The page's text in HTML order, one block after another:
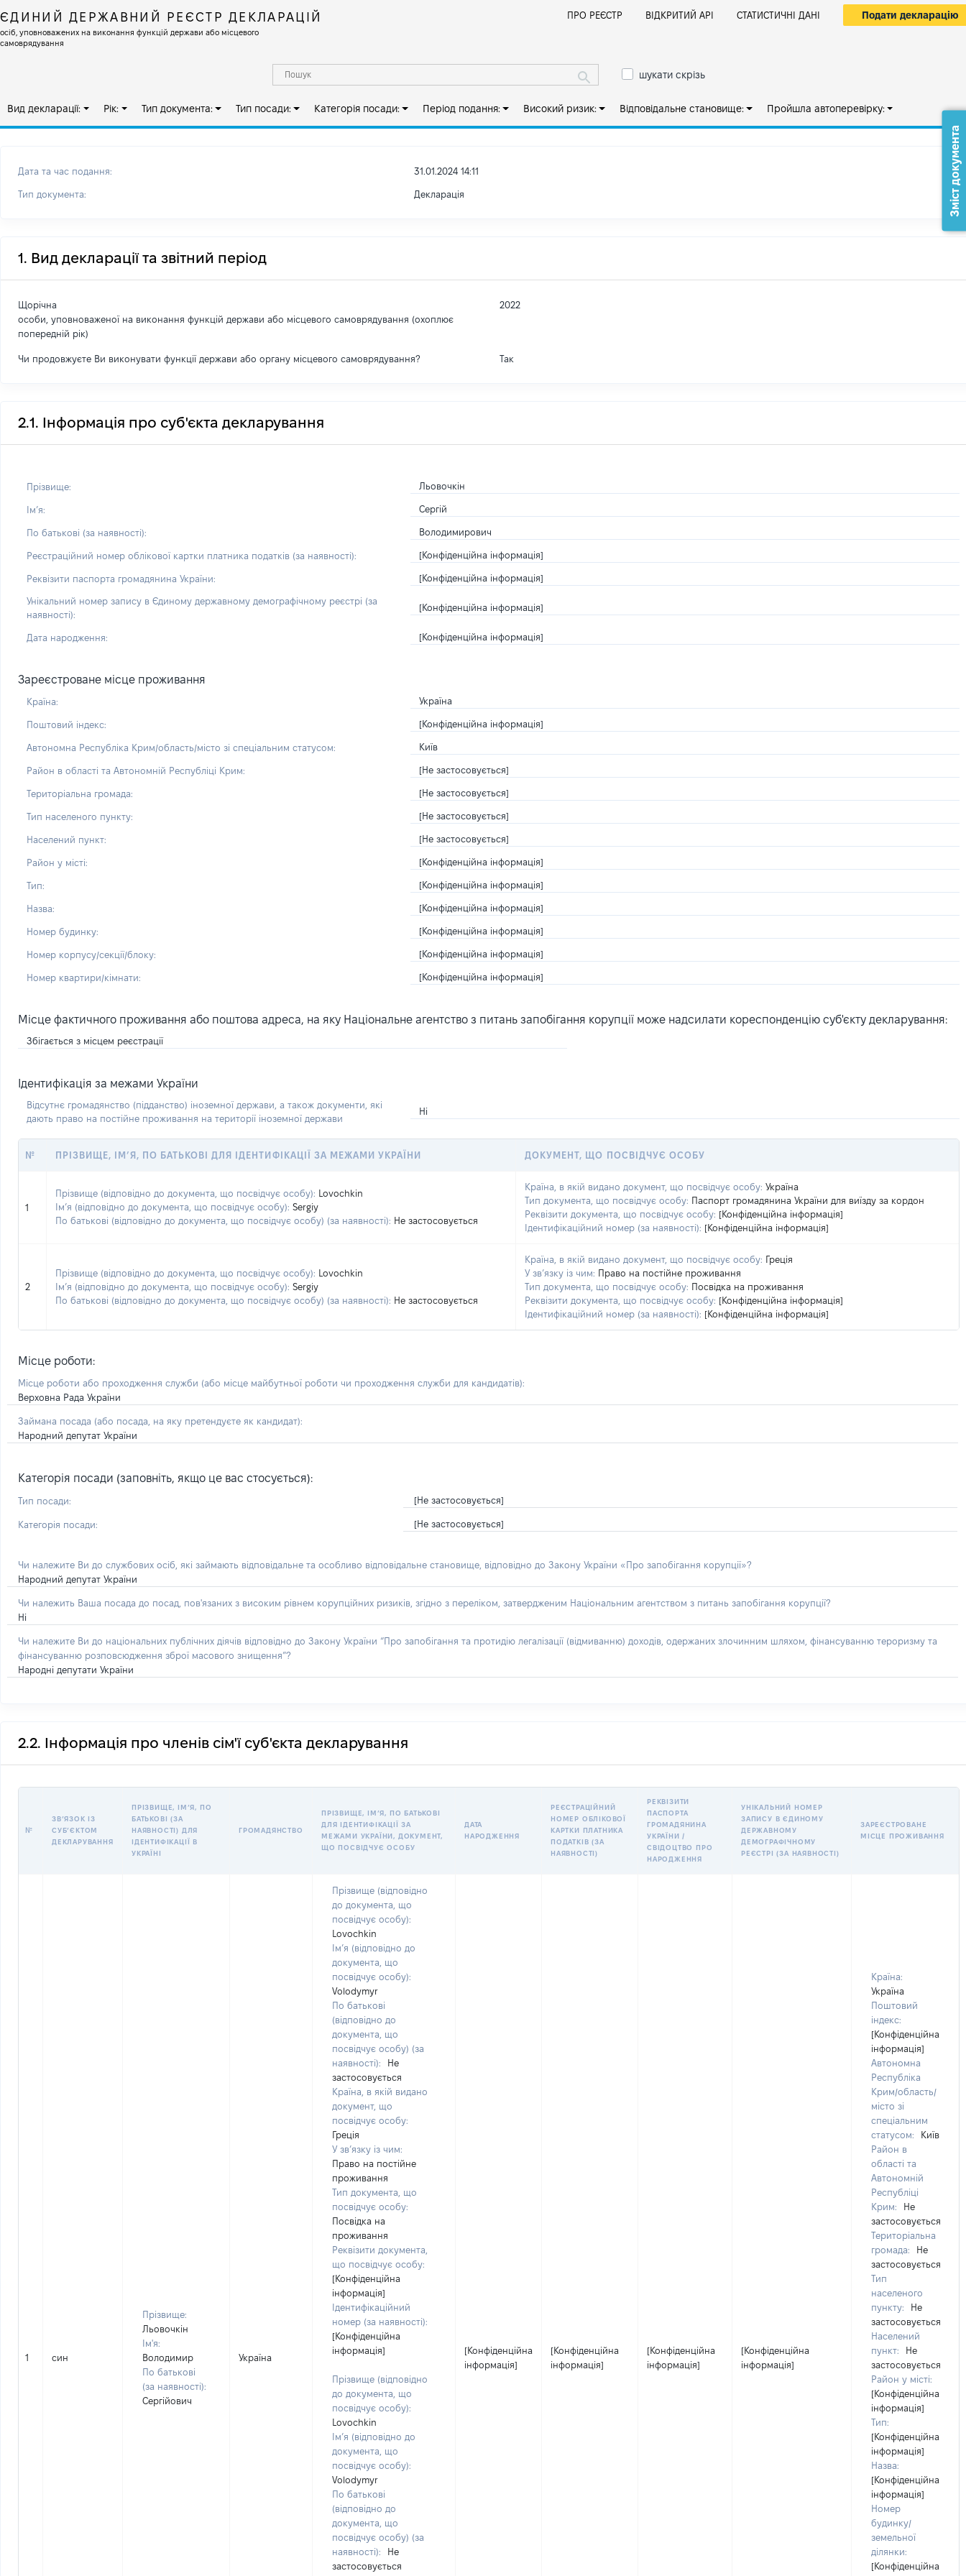
ЄДИНИЙ ДЕРЖАВНИЙ РЕЄСТР ДЕКЛАРАЦІЙ
осіб, уповноважених на виконання функцій держави або місцевого
самоврядування
ПРО РЕЄСТР ВІДКРИТИЙ АРІ СТАТИСТИЧНІ ДАНІ Подати декларацію
шукати скрізь
Вид декларації: Рік: Тип документа: Тип посади: Категорія посади: Період подання: Високий ризик: Відповідальне становище: Пройшла автоперевірку:
Дата та час подання: 31.01.2024 14:11
Тип документа: Декларація
1. Вид декларації та звітний період
Щорічна
особи, уповноваженої на виконання функцій держави або місцевого самоврядування (охоплює
попередній рік)
2022
Чи продовжуєте Ви виконувати функції держави або органу місцевого самоврядування? Так
2.1. Інформація про суб'єкта декларування
Прізвище: Льовочкін
Імʼя: Сергій
По батькові (за наявності): Володимирович
Реєстраційний номер облікової картки платника податків (за наявності): [Конфіденційна інформація]
Реквізити паспорта громадянина України: [Конфіденційна інформація]
Унікальний номер запису в Єдиному державному демографічному реєстрі (за
наявності):
[Конфіденційна інформація]
Дата народження: [Конфіденційна інформація]
Зареєстроване місце проживання
Країна: Україна
Поштовий індекс: [Конфіденційна інформація]
Автономна Республіка Крим/область/місто зі спеціальним статусом: Київ
Район в області та Автономній Республіці Крим: [Не застосовується]
Територіальна громада: [Не застосовується]
Тип населеного пункту: [Не застосовується]
Населений пункт: [Не застосовується]
Район у місті: [Конфіденційна інформація]
Тип: [Конфіденційна інформація]
Назва: [Конфіденційна інформація]
Номер будинку: [Конфіденційна інформація]
Номер корпусу/секції/блоку: [Конфіденційна інформація]
Номер квартири/кімнати: [Конфіденційна інформація]
Місце фактичного проживання або поштова адреса, на яку Національне агентство з питань запобігання корупції може надсилати кореспонденцію суб'єкту декларування:
Збігається з місцем реєстрації
Ідентифікація за межами України
Відсутнє громадянство (підданство) іноземної держави, а також документи, які
дають право на постійне проживання на території іноземної держави
Ні
№ ПРІЗВИЩЕ, ІМ’Я, ПО БАТЬКОВІ ДЛЯ ІДЕНТИФІКАЦІЇ ЗА МЕЖАМИ УКРАЇНИ ДОКУМЕНТ, ЩО ПОСВІДЧУЄ ОСОБУ
1
Прізвище (відповідно до документа, що посвідчує особу):
Lovochkin
Ім’я (відповідно до документа, що посвідчує особу): Sergiy
По батькові (відповідно до документа, що посвідчує особу) (за наявності): Не застосовується
Країна, в якій видано документ, що посвідчує особу: Україна
Тип документа, що посвідчує особу: Паспорт громадянина України для виїзду за кордон
Реквізити документа, що посвідчує особу: [Конфіденційна інформація]
Ідентифікаційний номер (за наявності): [Конфіденційна інформація]
2
Прізвище (відповідно до документа, що посвідчує особу):
Lovochkin
Ім’я (відповідно до документа, що посвідчує особу): Sergiy
По батькові (відповідно до документа, що посвідчує особу) (за наявності): Не застосовується
Країна, в якій видано документ, що посвідчує особу: Греція
У зв’язку із чим: Право на постійне проживання
Тип документа, що посвідчує особу: Посвідка на проживання
Реквізити документа, що посвідчує особу: [Конфіденційна інформація]
Ідентифікаційний номер (за наявності): [Конфіденційна інформація]
Місце роботи:
Місце роботи або проходження служби (або місце майбутньої роботи чи проходження служби для кандидатів):
Верховна Рада України
Займана посада (або посада, на яку претендуєте як кандидат):
Народний депутат України
Категорія посади (заповніть, якщо це вас стосується):
Тип посади: [Не застосовується]
Категорія посади: [Не застосовується]
Чи належите Ви до службових осіб, які займають відповідальне та особливо відповідальне становище, відповідно до Закону України «Про запобігання корупції»?
Народний депутат України
Чи належить Ваша посада до посад, пов'язаних з високим рівнем корупційних ризиків, згідно з переліком, затвердженим Національним агентством з питань запобігання корупції?
Ні
Чи належите Ви до національних публічних діячів відповідно до Закону України “Про запобігання та протидію легалізації (відмиванню) доходів, одержаних злочинним шляхом, фінансуванню тероризму та
фінансуванню розповсюдження зброї масового знищення”?
Народні депутати України
2.2. Інформація про членів сім'ї суб'єкта декларування
№
ЗВʼЯЗОК ІЗ
СУБʼЄКТОМ
ДЕКЛАРУВАННЯ
ПРІЗВИЩЕ, ІМʼЯ, ПО
БАТЬКОВІ (ЗА
НАЯВНОСТІ) ДЛЯ
ІДЕНТИФІКАЦІЇ В
УКРАЇНІ
ГРОМАДЯНСТВО
ПРІЗВИЩЕ, ІМʼЯ, ПО БАТЬКОВІ
ДЛЯ ІДЕНТИФІКАЦІЇ ЗА
МЕЖАМИ УКРАЇНИ, ДОКУМЕНТ,
ЩО ПОСВІДЧУЄ ОСОБУ
ДАТА
НАРОДЖЕННЯ
РЕЄСТРАЦІЙНИЙ
НОМЕР ОБЛІКОВОЇ
КАРТКИ ПЛАТНИКА
ПОДАТКІВ (ЗА
НАЯВНОСТІ)
РЕКВІЗИТИ
ПАСПОРТА
ГРОМАДЯНИНА
УКРАЇНИ /
СВІДОЦТВО ПРО
НАРОДЖЕННЯ
УНІКАЛЬНИЙ НОМЕР
ЗАПИСУ В ЄДИНОМУ
ДЕРЖАВНОМУ
ДЕМОГРАФІЧНОМУ
РЕЄСТРІ (ЗА НАЯВНОСТІ)
ЗАРЕЄСТРОВАНЕ
МІСЦЕ ПРОЖИВАННЯ
1 син
Прізвище:
Льовочкін
Ім'я:
Володимир
По батькові
(за наявності):
Сергійович
Україна
Прізвище (відповідно
до документа, що
посвідчує особу):
Lovochkin
Ім’я (відповідно до
документа, що
посвідчує особу):
Volodymyr
По батькові
(відповідно до
документа, що
посвідчує особу) (за
наявності):
Не
застосовується
Країна, в якій видано
документ, що
посвідчує особу:
Греція
У зв’язку із чим:
Право на постійне
проживання
Тип документа, що
посвідчує особу:
Посвідка на
проживання
Реквізити документа,
що посвідчує особу:
[Конфіденційна
інформація]
Ідентифікаційний
номер (за наявності):
[Конфіденційна
інформація]
Прізвище (відповідно
до документа, що
посвідчує особу):
Lovochkin
Ім’я (відповідно до
документа, що
посвідчує особу):
Volodymyr
По батькові
(відповідно до
документа, що
посвідчує особу) (за
наявності):
Не
застосовується
[Конфіденційна
інформація]
[Конфіденційна
інформація]
[Конфіденційна
інформація]
[Конфіденційна
інформація]
Країна:
Україна
Поштовий
індекс:
[Конфіденційна
інформація]
Автономна
Республіка
Крим/область/
місто зі
спеціальним
статусом:
Київ
Район в
області та
Автономній
Республіці
Крим:
Не
застосовується
Територіальна
громада:
Не
застосовується
Тип
населеного
пункту:
Не
застосовується
Населений
пункт:
Не
застосовується
Район у місті:
[Конфіденційна
інформація]
Тип:
[Конфіденційна
інформація]
Назва:
[Конфіденційна
інформація]
Номер
будинку/
земельної
ділянки:
[Конфіденційна
Зміст документа